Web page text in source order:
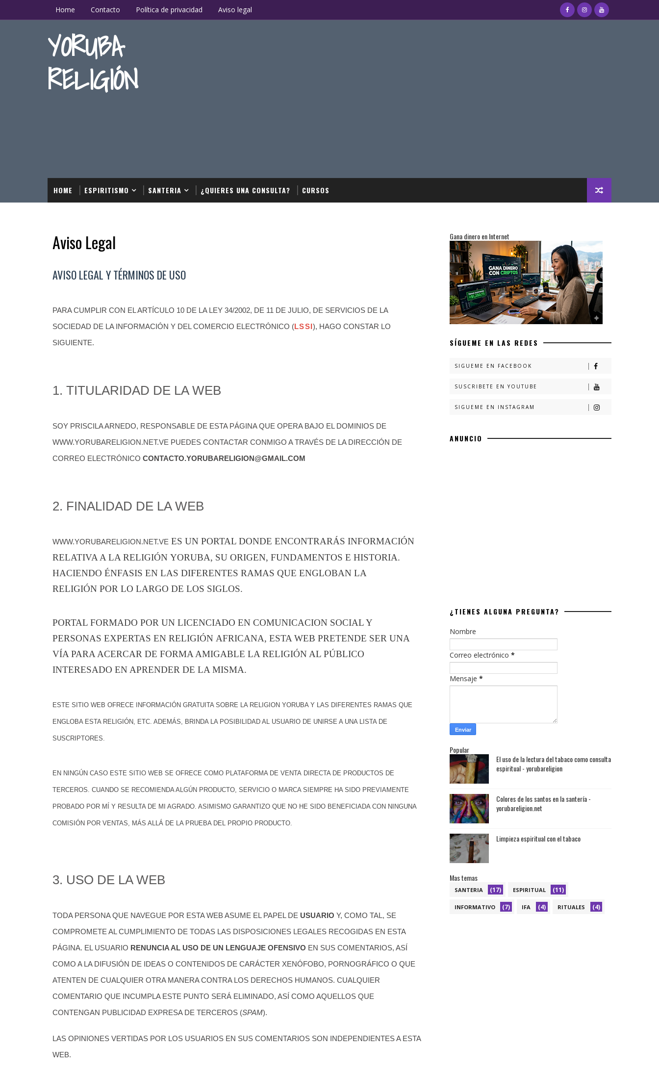
Home Contacto Política de privacidad Aviso legal
YORUBA
RELIGIÓN
HOME ESPIRITISMO SANTERIA ¿QUIERES UNA CONSULTA? CURSOS
Aviso Legal
AVISO LEGAL Y TÉRMINOS DE USO
PARA CUMPLIR CON EL ARTÍCULO 10 DE LA LEY 34/2002, DE 11 DE JULIO, DE SERVICIOS DE LA
SOCIEDAD DE LA INFORMACIÓN Y DEL COMERCIO ELECTRÓNICO (LSSI), HAGO CONSTAR LO
SIGUIENTE.
1. TITULARIDAD DE LA WEB
SOY PRISCILA ARNEDO, RESPONSABLE DE ESTA PÁGINA QUE OPERA BAJO EL DOMINIOS DE
WWW.YORUBARELIGION.NET.VE PUEDES CONTACTAR CONMIGO A TRAVÉS DE LA DIRECCIÓN DE
CORREO ELECTRÓNICO CONTACTO.YORUBARELIGION@GMAIL.COM
2. FINALIDAD DE LA WEB
WWW.YORUBARELIGION.NET.VE ES UN PORTAL DONDE ENCONTRARÁS INFORMACIÓN
RELATIVA A LA RELIGIÓN YORUBA, SU ORIGEN, FUNDAMENTOS E HISTORIA.
HACIENDO ÉNFASIS EN LAS DIFERENTES RAMAS QUE ENGLOBAN LA
RELIGIÓN POR LO LARGO DE LOS SIGLOS.
PORTAL FORMADO POR UN LICENCIADO EN COMUNICACION SOCIAL Y
PERSONAS EXPERTAS EN RELIGIÓN AFRICANA, ESTA WEB PRETENDE SER UNA
VÍA PARA ACERCAR DE FORMA AMIGABLE LA RELIGIÓN AL PÚBLICO
INTERESADO EN APRENDER DE LA MISMA.
ESTE SITIO WEB OFRECE INFORMACIÓN GRATUITA SOBRE LA RELIGION YORUBA Y LAS DIFERENTES RAMAS QUE
ENGLOBA ESTA RELIGIÓN, ETC. ADEMÁS, BRINDA LA POSIBILIDAD AL USUARIO DE UNIRSE A UNA LISTA DE
SUSCRIPTORES.
EN NINGÚN CASO ESTE SITIO WEB SE OFRECE COMO PLATAFORMA DE VENTA DIRECTA DE PRODUCTOS DE
TERCEROS. CUANDO SE RECOMIENDA ALGÚN PRODUCTO, SERVICIO O MARCA SIEMPRE HA SIDO PREVIAMENTE
PROBADO POR MÍ Y RESULTA DE MI AGRADO. ASIMISMO GARANTIZO QUE NO HE SIDO BENEFICIADA CON NINGUNA
COMISIÓN POR VENTAS, MÁS ALLÁ DE LA PRUEBA DEL PROPIO PRODUCTO.
3. USO DE LA WEB
TODA PERSONA QUE NAVEGUE POR ESTA WEB ASUME EL PAPEL DE USUARIO Y, COMO TAL, SE
COMPROMETE AL CUMPLIMIENTO DE TODAS LAS DISPOSICIONES LEGALES RECOGIDAS EN ESTA
PÁGINA. EL USUARIO RENUNCIA AL USO DE UN LENGUAJE OFENSIVO EN SUS COMENTARIOS, ASÍ
COMO A LA DIFUSIÓN DE IDEAS O CONTENIDOS DE CARÁCTER XENÓFOBO, PORNOGRÁFICO O QUE
ATENTEN DE CUALQUIER OTRA MANERA CONTRA LOS DERECHOS HUMANOS. CUALQUIER
COMENTARIO QUE INCUMPLA ESTE PUNTO SERÁ ELIMINADO, ASÍ COMO AQUELLOS QUE
CONTENGAN PUBLICIDAD EXPRESA DE TERCEROS (SPAM).
LAS OPINIONES VERTIDAS POR LOS USUARIOS EN SUS COMENTARIOS SON INDEPENDIENTES A ESTA
WEB.
Gana dinero en Internet
SÍGUEME EN LAS REDES
SIGUEME EN FACEBOOK
SUSCRIBETE EN YOUTUBE
SIGUEME EN INSTAGRAM
ANUNCIO
¿TIENES ALGUNA PREGUNTA?
Nombre
Correo electrónico *
Mensaje *
Popular
El uso de la lectura del tabaco como consulta
espiritual - yorubareligion
Colores de los santos en la santería -
yorubareligion.net
Limpieza espiritual con el tabaco
Mas temas
SANTERIA (17) ESPIRITUAL (11)
INFORMATIVO (7) IFA (4) RITUALES (4)